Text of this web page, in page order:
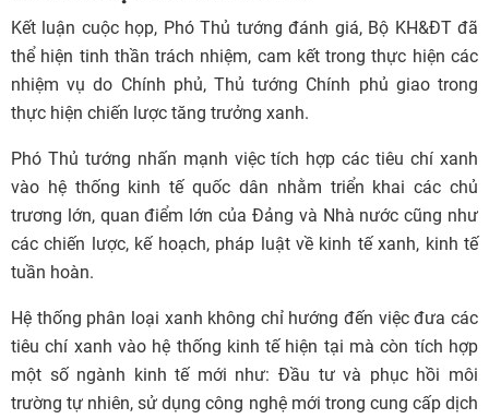
Kết luận cuộc họp, Phó Thủ tướng đánh giá, Bộ KH&ĐT đã
thể hiện tinh thần trách nhiệm, cam kết trong thực hiện các
nhiệm vụ do Chính phủ, Thủ tướng Chính phủ giao trong
thực hiện chiến lược tăng trưởng xanh.
Phó Thủ tướng nhấn mạnh việc tích hợp các tiêu chí xanh
vào hệ thống kinh tế quốc dân nhằm triển khai các chủ
trương lớn, quan điểm lớn của Đảng và Nhà nước cũng như
các chiến lược, kế hoạch, pháp luật về kinh tế xanh, kinh tế
tuần hoàn.
Hệ thống phân loại xanh không chỉ hướng đến việc đưa các
tiêu chí xanh vào hệ thống kinh tế hiện tại mà còn tích hợp
một số ngành kinh tế mới như: Đầu tư và phục hồi môi
trường tự nhiên, sử dụng công nghệ mới trong cung cấp dịch